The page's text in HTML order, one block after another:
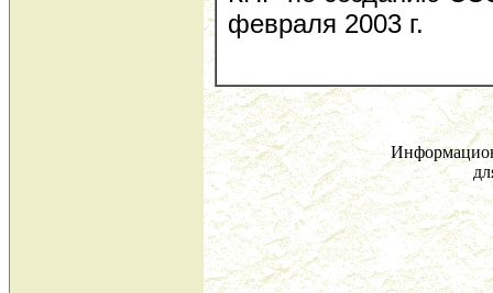
февраля 2003 г.